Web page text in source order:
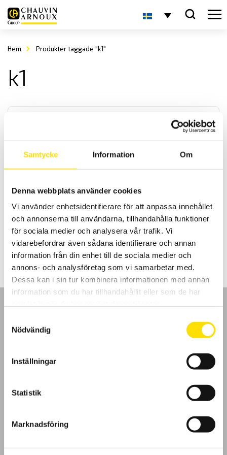
Samtycke Information Om
Denna webbplats använder cookies
Vi använder enhetsidentifierare för att anpassa innehållet
och annonserna till användarna, tillhandahålla funktioner
för sociala medier och analysera vår trafik. Vi
vidarebefordrar även sådana identifierare och annan
information från din enhet till de sociala medier och
annons- och analysföretag som vi samarbetar med.
Dessa kan i sin tur kombinera informationen med annan
information som du har tillhandahållit eller som de har
Nödvändig
Inställningar
Statistik
Marknadsföring
Hem Produkter taggade "k1"
k1
och mätosäkerhet samt BNC kontakt för inkoppling till oscilloskop
eller andra instrument med BNC-ingång.
4,970.00 kr– 6,900.00krPrisintervall:
4,970.00 kr
6,900.00 kr
LÄS MER
Kundundersökning